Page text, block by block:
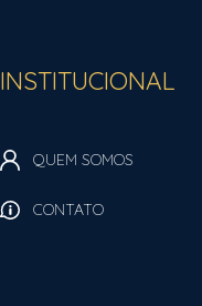
INSTITUCIONAL
QUEM SOMOS
CONTATO